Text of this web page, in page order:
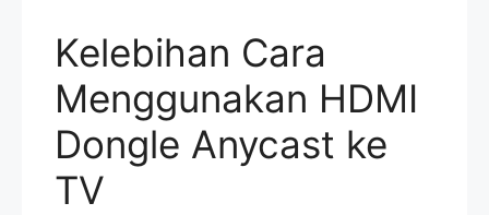
Kelebihan Cara
Menggunakan HDMI
Dongle Anycast ke
TV